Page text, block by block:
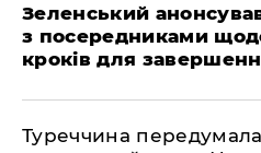
Зеленський
з посередниками
кроків для
Туреччина